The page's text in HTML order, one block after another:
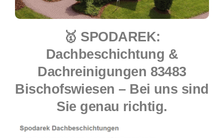
🥇 SPODAREK:
Dachbeschichtung &
Dachreinigungen 83483
Bischofswiesen – Bei uns sind
Sie genau richtig.